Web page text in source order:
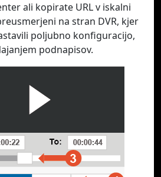
ali kopirate URL v iskalni
na stran DVR, kjer
poljubno konfiguracijo,
podnapisov.